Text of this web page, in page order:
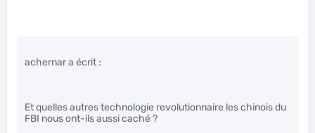
achernar a écrit :
Et quelles autres technologie revolutionnaire les chinois du
FBI nous ont-ils aussi caché ?